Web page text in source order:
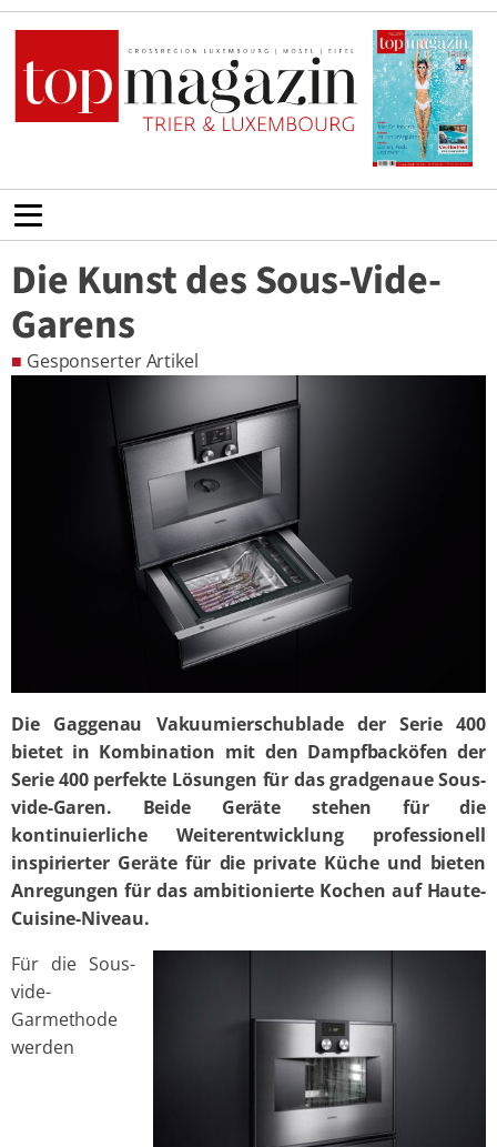
Die Kunst des Sous-Vide-
Garens
■ Gesponserter Artikel
Die Gaggenau Vakuumierschublade der Serie 400
bietet in Kombination mit den Dampfbacköfen der
Serie 400 perfekte Lösungen für das gradgenaue Sous-
vide-Garen. Beide Geräte stehen für die
kontinuierliche Weiterentwicklung professionell
inspirierter Geräte für die private Küche und bieten
Anregungen für das ambitionierte Kochen auf Haute-
Cuisine-Niveau.
Für die Sous-
vide-
Garmethode
werden